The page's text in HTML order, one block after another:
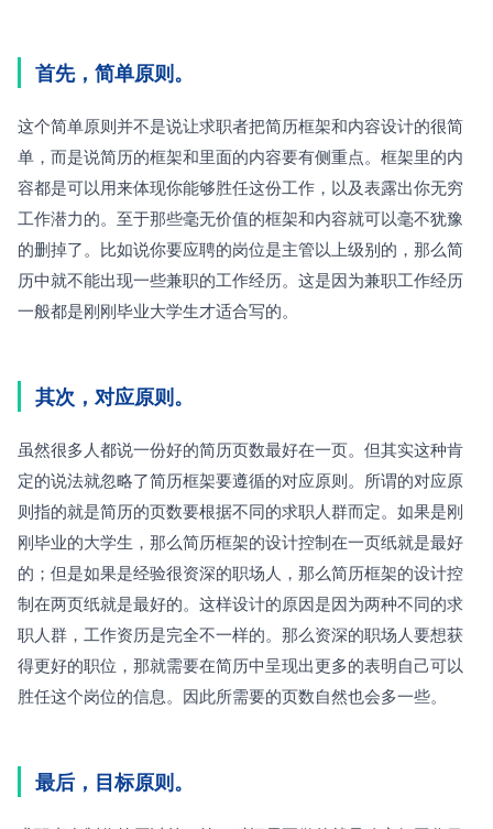
首先，简单原则。
这个简单原则并不是说让求职者把简历框架和内容设计的很简
单，而是说简历的框架和里面的内容要有侧重点。框架里的内
容都是可以用来体现你能够胜任这份工作，以及表露出你无穷
工作潜力的。至于那些毫无价值的框架和内容就可以毫不犹豫
的删掉了。比如说你要应聘的岗位是主管以上级别的，那么简
历中就不能出现一些兼职的工作经历。这是因为兼职工作经历
一般都是刚刚毕业大学生才适合写的。
其次，对应原则。
虽然很多人都说一份好的简历页数最好在一页。但其实这种肯
定的说法就忽略了简历框架要遵循的对应原则。所谓的对应原
则指的就是简历的页数要根据不同的求职人群而定。如果是刚
刚毕业的大学生，那么简历框架的设计控制在一页纸就是最好
的；但是如果是经验很资深的职场人，那么简历框架的设计控
制在两页纸就是最好的。这样设计的原因是因为两种不同的求
职人群，工作资历是完全不一样的。那么资深的职场人要想获
得更好的职位，那就需要在简历中呈现出更多的表明自己可以
胜任这个岗位的信息。因此所需要的页数自然也会多一些。
最后，目标原则。